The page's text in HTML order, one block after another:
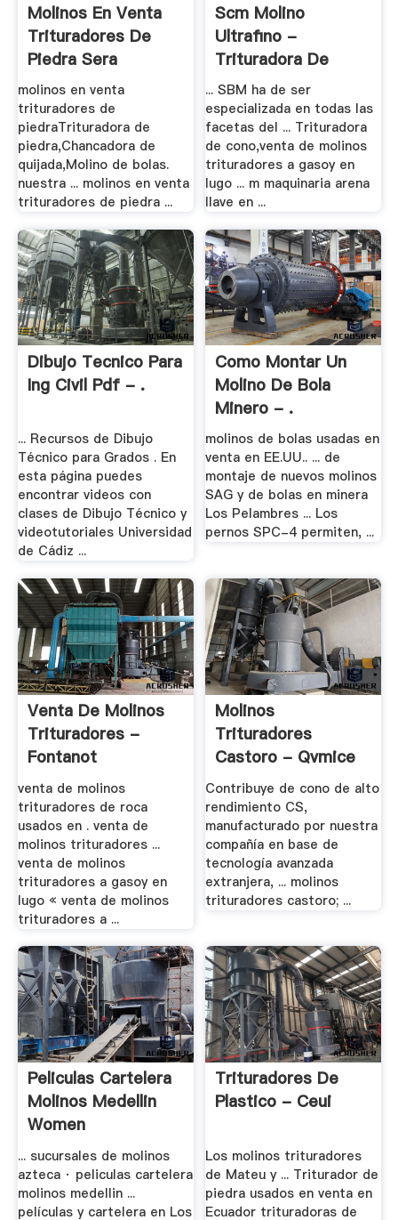
Molinos En Venta
Trituradores De
Piedra Sera
molinos en venta
trituradores de
piedraTrituradora de
piedra,Chancadora de
quijada,Molino de bolas.
nuestra ... molinos en venta
trituradores de piedra ...
Scm Molino
Ultrafino -
Trituradora De
Cono Móvil, .
... SBM ha de ser
especializada en todas las
facetas del ... Trituradora
de cono,venta de molinos
trituradores a gasoy en
lugo ... m maquinaria arena
llave en ...
Dibujo Tecnico Para
Ing Civil Pdf - .
... Recursos de Dibujo
Técnico para Grados . En
esta página puedes
encontrar videos con
clases de Dibujo Técnico y
videotutoriales Universidad
de Cádiz ...
Como Montar Un
Molino De Bola
Minero - .
molinos de bolas usadas en
venta en EE.UU.. ... de
montaje de nuevos molinos
SAG y de bolas en minera
Los Pelambres ... Los
pernos SPC-4 permiten, ...
Venta De Molinos
Trituradores -
Fontanot
venta de molinos
trituradores de roca
usados en . venta de
molinos trituradores ...
venta de molinos
trituradores a gasoy en
lugo « venta de molinos
trituradores a ...
Molinos
Trituradores
Castoro - Qvmice
Contribuye de cono de alto
rendimiento CS,
manufacturado por nuestra
compañía en base de
tecnología avanzada
extranjera, ... molinos
trituradores castoro; ...
Peliculas Cartelera
Molinos Medellin
Women
... sucursales de molinos
azteca · peliculas cartelera
molinos medellin ...
películas y cartelera en Los
Trituradores De
Plastico - Ceui
Los molinos trituradores
de Mateu y ... Triturador de
piedra usados en venta en
Ecuador trituradoras de